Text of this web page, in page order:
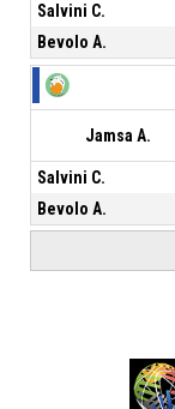
Salvini C.
Bevolo A.
Jamsa A.
Salvini C.
Bevolo A.